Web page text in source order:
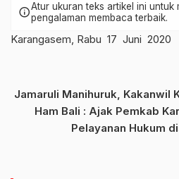
infoAtur ukuran teks artikel ini untuk
pengalaman membaca terbaik.
Karangasem, Rabu 17 Juni 2020
Jamaruli Manihuruk, Kakanwil
Ham Bali : Ajak Pemkab
Pelayanan Hukum